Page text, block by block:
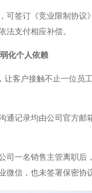
可签订《竞业限制协
法支付相应补偿。
化个人依赖
让客户接触不止一位员
通记录均由公司官方
司一名销售主管离职后
微信，也未签署保密协